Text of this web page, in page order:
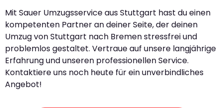
Mit Sauer Umzugsservice aus Stuttgart hast du einen
kompetenten Partner an deiner Seite, der deinen
Umzug von Stuttgart nach Bremen stressfrei und
problemlos gestaltet. Vertraue auf unsere langjährige
Erfahrung und unseren professionellen Service.
Kontaktiere uns noch heute für ein unverbindliches
Angebot!